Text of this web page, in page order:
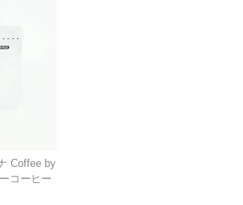
Coffee by
コーヒー